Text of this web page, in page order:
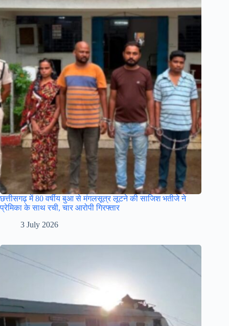
छत्तीसगढ़ में 80 वर्षीय बुआ से मंगलसूत्र लूटने की साजिश भतीजे ने
प्रेमिका के साथ रची, चार आरोपी गिरफ्तार
3 July 2026